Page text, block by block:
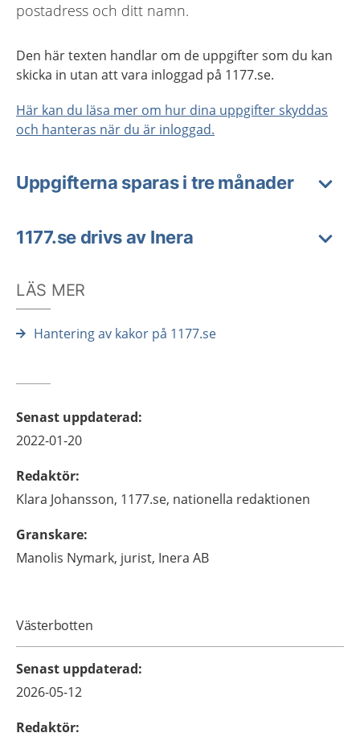
postadress och ditt namn.
Den här texten handlar om de uppgifter som du kan
skicka in utan att vara inloggad på 1177.se.
Här kan du läsa mer om hur dina uppgifter skyddas
och hanteras när du är inloggad.
Uppgifterna sparas i tre månader
1177.se drivs av Inera
LÄS MER
Hantering av kakor på 1177.se
Senast uppdaterad:
2022-01-20
Redaktör:
Klara Johansson, 1177.se, nationella redaktionen
Granskare:
Manolis Nymark, jurist, Inera AB
Västerbotten
Senast uppdaterad:
2026-05-12
Redaktör: